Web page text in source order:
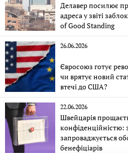
Делавер посилює
адреса у звіті
of Good Standing
26.06.2026
Євросоюз готує
чи врятує новий
втечі до США?
22.06.2026
Швейцарія
конфіденційністю:
запроваджується
бенефіціарів